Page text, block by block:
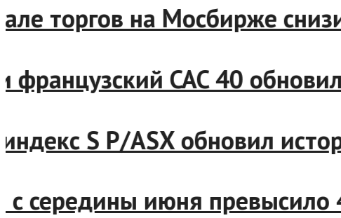
торгов на Мосбирже
CAC 40
S P/ASX обновил
июня превысило